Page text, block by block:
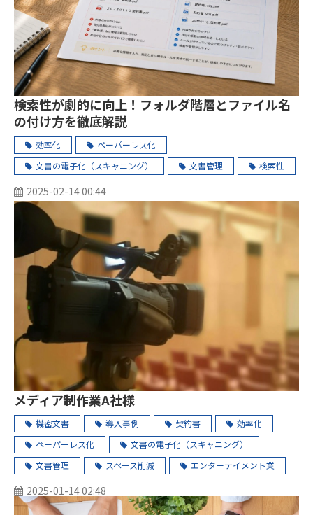
検索性が劇的に向上！フォルダ階層とファイル名
の付け方を徹底解説
効率化
ペーパーレス化
文書の電子化（スキャニング）
文書管理 検索性
2025-02-14 00:44
メディア制作業A社様
機密文書 導入事例 契約書
効率化
ペーパーレス化
文書の電子化（スキャニング）
文書管理
スペース削減 エンターテイメント業
2025-01-14 02:48